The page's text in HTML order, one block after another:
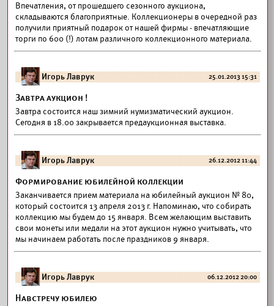
Впечатления, от прошедшего сезонного аукциона,
складываются благоприятные. Коллекционеры в очередной раз
получили приятный подарок от нашей фирмы - впечатляющие
торги по 600 (!) лотам различного коллекционного материала.
Игорь Лаврук 25.01.2013 15:31
Завтра аукцион !
Завтра состоится наш зимний нумизматический аукцион.
Сегодня в 18.00 закрывается предаукционная выставка.
Игорь Лаврук 26.12.2012 11:44
Формирование юбилейной коллекции
Заканчивается прием материала на юбилейный аукцион № 80,
который состоится 13 апреля 2013 г. Напоминаю, что собирать
коллекцию мы будем до 15 января. Всем желающим выставить
свои монеты или медали на этот аукцион нужно учитывать, что
мы начинаем работать после праздников 9 января.
Игорь Лаврук 06.12.2012 20:00
Навстречу юбилею